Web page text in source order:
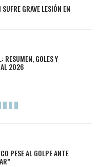
GRAVE LESIÓN EN
RESUMEN, GOLES Y
2026
PESE AL GOLPE ANTE